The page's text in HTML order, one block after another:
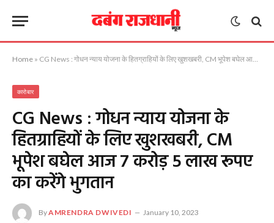
Home » CG News : गोधन न्याय योजना के हितग्राहियों के लिए खुशखबरी, CM भूपेश बघेल आज 7 करोड़ 5 लाख रूपए का करेंगे भुगतान
कारोबार
CG News : गोधन न्याय योजना के
हितग्राहियों के लिए खुशखबरी, CM
भूपेश बघेल आज 7 करोड़ 5 लाख रूपए
का करेंगे भुगतान
ByAMRENDRA DWIVEDI
January 10, 2023